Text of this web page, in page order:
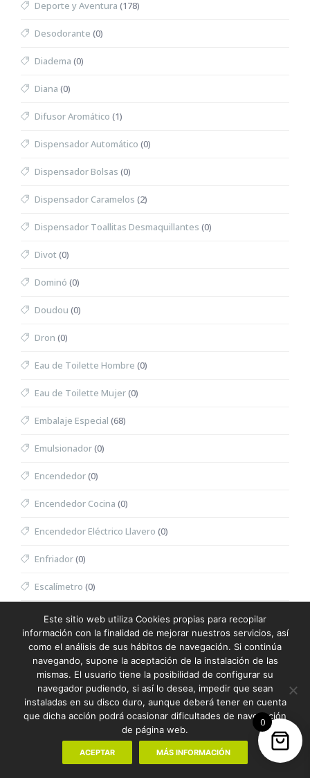
Deporte y Aventura (178)
Desodorante (0)
Diadema (0)
Diana (0)
Difusor Aromático (1)
Dispensador Automático (0)
Dispensador Bolsas (0)
Dispensador Caramelos (2)
Dispensador Toallitas Desmaquillantes (0)
Divot (0)
Dominó (0)
Doudou (0)
Dron (0)
Eau de Toilette Hombre (0)
Eau de Toilette Mujer(0)
Embalaje Especial (68)
Emulsionador(0)
Encendedor(0)
Encendedor Cocina (0)
Encendedor Eléctrico Llavero (0)
Enfriador(0)
Escalímetro (0)
Escritura (387)
Escuadra (0)
Espátula Facial (0)
Especiero (0)
Espejo Multifunción
0
Este sitio web utiliza Cookies propias para recopilar
información con la finalidad de mejorar nuestros servicios, así
como el análisis de sus hábitos de navegación. Si continúa
navegando, supone la aceptación de la instalación de las
mismas. El usuario tiene la posibilidad de configurar su
navegador pudiendo, si así lo desea, impedir que sean
instaladas en su disco duro, aunque deberá tener en cuenta
que dicha acción podrá ocasionar dificultades de navegación
de página web.
ACEPTAR MÁS INFORMACIÓN